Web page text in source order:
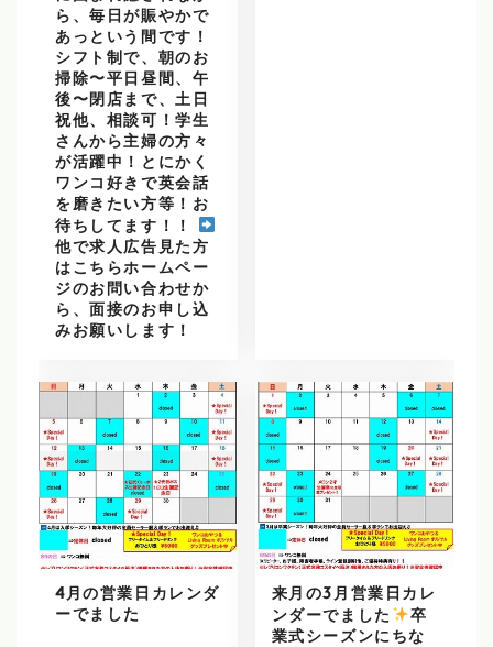
ら、毎日が賑やかで
あっという間です！
シフト制で、朝のお
掃除〜平日昼間、午
後〜閉店まで、土日
祝他、相談可！学生
さんから主婦の方々
が活躍中！とにかく
ワンコ好きで英会話
を磨きたい方等！お
待ちしてます！！
他で求人広告見た方
はこちらホームペー
ジのお問い合わせか
ら、面接のお申し込
みお願いします！
4月の営業日カレンダ
ーでました
来月の3月営業日カレ
ンダーでました
️卒
業式シーズンにちな